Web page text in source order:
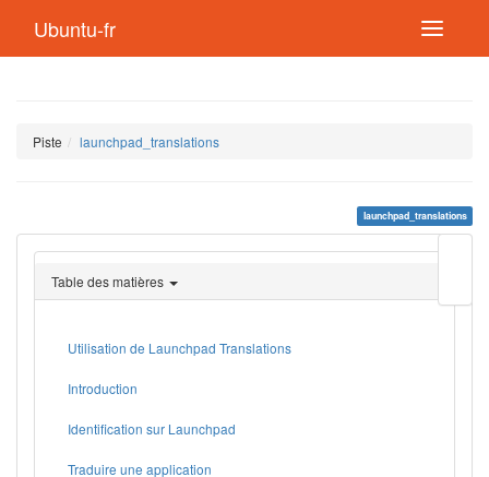
Ubuntu-fr
Piste launchpad_translations
launchpad_translations
page
Table des matières
Utilisation de Launchpad Translations
Introduction
Identification sur Launchpad
Traduire une application